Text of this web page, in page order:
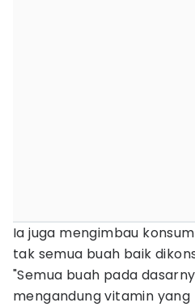
Ia juga mengimbau
tak semua buah baik
"Semua buah pada
mengandung vitamin